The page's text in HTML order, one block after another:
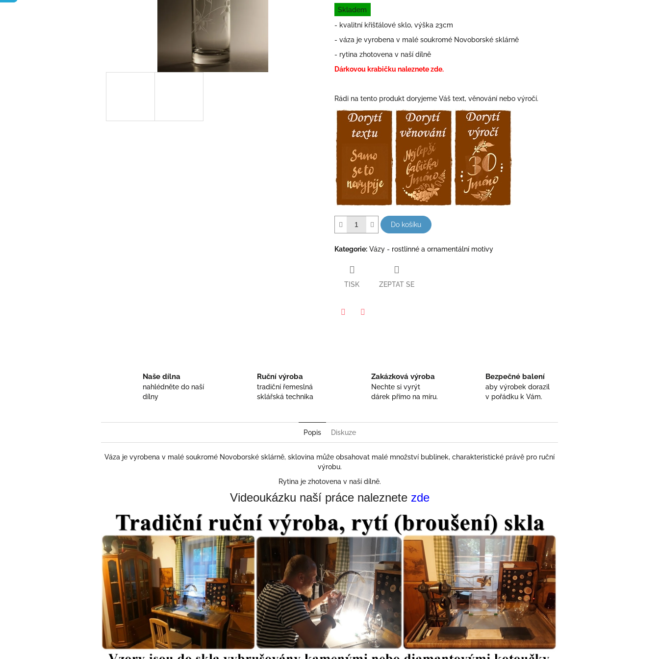
0,0
z
5
hvězdiček.
cena:
Skladem
- kvalitní křišťálové sklo, výška 23cm
- váza je vyrobena v malé soukromé Novoborské sklárně
- rytina zhotovena v naší dílně
Dárkovou krabičku naleznete zde.
Rádi na tento produkt doryjeme Váš text, věnování nebo výročí.
Do košíku
Kategorie: Vázy - rostlinné a ornamentální motivy
TISK ZEPTAT SE
Naše dílna
nahlédněte do naší
dílny
Ruční výroba
tradiční řemeslná
sklářská technika
Zakázková výroba
Nechte si vyrýt
dárek přímo na míru.
Bezpečné balení
aby výrobek dorazil
v pořádku k Vám.
Popis Diskuze
Váza je vyrobena v malé soukromé Novoborské sklárně, sklovina může obsahovat malé množství bublinek, charakteristické právě pro ruční
výrobu.
Rytina je zhotovena v naší dílně.
Videoukázku naší práce naleznete zde